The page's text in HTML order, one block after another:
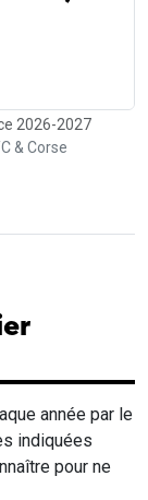
2026-2027
& Corse
année par le
indiquées
pour ne